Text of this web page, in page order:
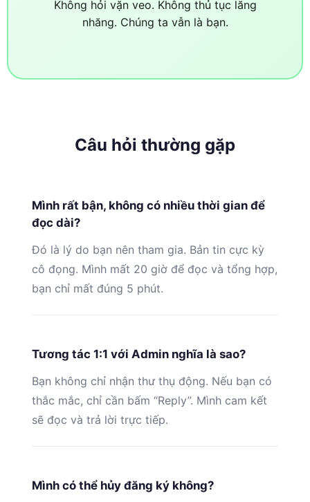
Không hỏi vặn veo. Không thủ tục lăng
nhăng. Chúng ta vẫn là bạn.
Câu hỏi thường gặp
Mình rất bận, không có nhiều thời gian để
đọc dài?
Đó là lý do bạn nên tham gia. Bản tin cực kỳ
cô đọng. Mình mất 20 giờ để đọc và tổng hợp,
bạn chỉ mất đúng 5 phút.
Tương tác 1:1 với Admin nghĩa là sao?
Bạn không chỉ nhận thư thụ động. Nếu bạn có
thắc mắc, chỉ cần bấm “Reply”. Mình cam kết
sẽ đọc và trả lời trực tiếp.
Mình có thể hủy đăng ký không?